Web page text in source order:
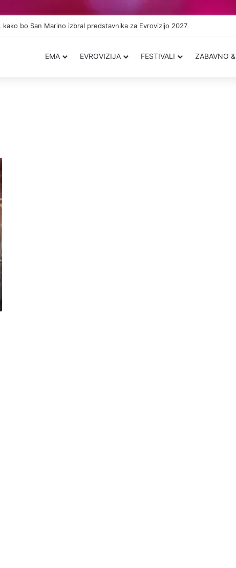
kako bo San Marino izbral predstavnika za Evrovizijo 2027
EMA EVROVIZIJA FESTIVALI ZABAVNO